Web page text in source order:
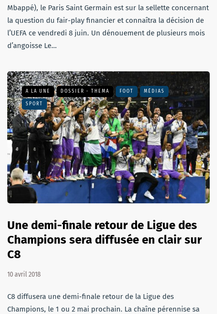
Mbappé), le Paris Saint Germain est sur la sellette concernant
la question du fair-play financier et connaîtra la décision de
l’UEFA ce vendredi 8 juin. Un dénouement de plusieurs mois
d’angoisse Le…
A LA UNE DOSSIER - THEMA FOOT MÉDIAS
SPORT
Une demi-finale retour de Ligue des
Champions sera diffusée en clair sur
C8
10 avril 2018
C8 diffusera une demi-finale retour de la Ligue des
Champions, le 1 ou 2 mai prochain. La chaîne pérennise sa